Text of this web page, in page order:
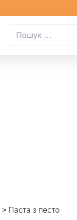
> Паста з песто